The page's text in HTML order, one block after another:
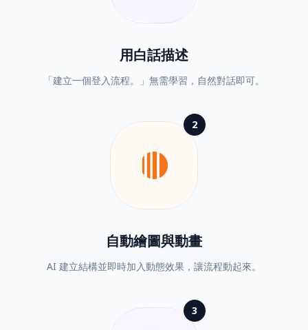
用白話描述
「建立一個登入流程。」無需學習，自然對話即可。
motion_mode
2
自動繪圖與動畫
AI 建立結構並即時加入動態效果，讓流程動起來。
3